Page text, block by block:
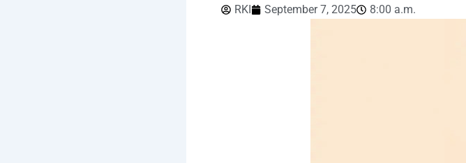
RKI
September 7, 2025 8:00 a.m.